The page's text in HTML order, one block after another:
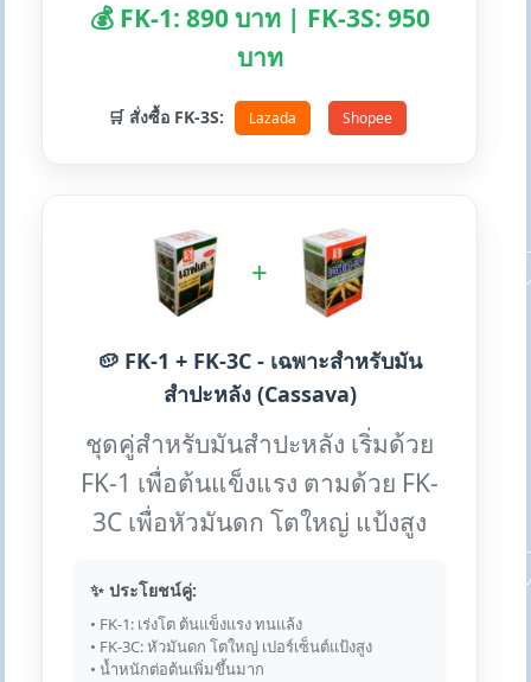
💰 FK-1: 890 บาท | FK-3S: 950
บาท
🛒 สั่งซื้อ FK-3S: Lazada Shopee
+
🥔 FK-1 + FK-3C - เฉพาะสำหรับมัน
สำปะหลัง (Cassava)
ชุดคู่สำหรับมันสำปะหลัง เริ่มด้วย
FK-1 เพื่อต้นแข็งแรง ตามด้วย FK-
3C เพื่อหัวมันดก โตใหญ่ แป้งสูง
✨ ประโยชน์คู่:
• FK-1: เร่งโต ต้นแข็งแรง ทนแล้ง
• FK-3C: หัวมันดก โตใหญ่ เปอร์เซ็นต์แป้งสูง
• น้ำหนักต่อต้นเพิ่มขึ้นมาก